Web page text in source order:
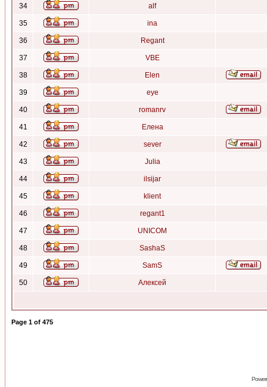
34 alf
35 ina
36 Regant
37 VBE
38 Elen
39 eye
40 romanrv
41 Елена
42 sever
43 Julia
44 ilsijar
45 klient
46 regant1
47 UNICOM
48 SashaS
49 SamS
50 Алексей
Page 1 of 475